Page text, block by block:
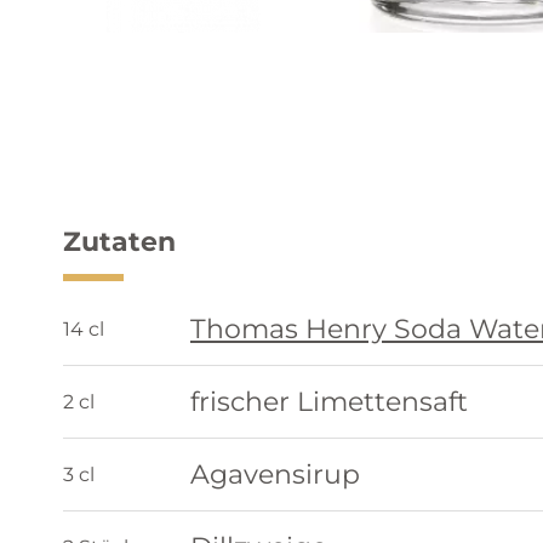
Zutaten
14 cl Thomas Henry Soda
2 cl frischer Limettensaft
3 cl Agavensirup